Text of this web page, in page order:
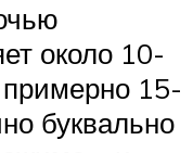
около 10-
15-
буквально